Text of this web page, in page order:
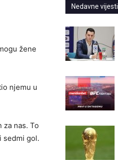
žene
njemu u
za nas. To
sedmi gol.
Nedavne vijesti